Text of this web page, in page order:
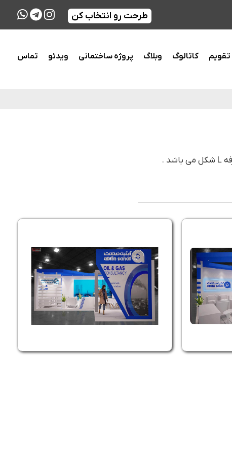
طرحت رو انتخاب کن
تقویم کاتالوگ وبلاگ پروژه ساختمانی ویدئو تماس